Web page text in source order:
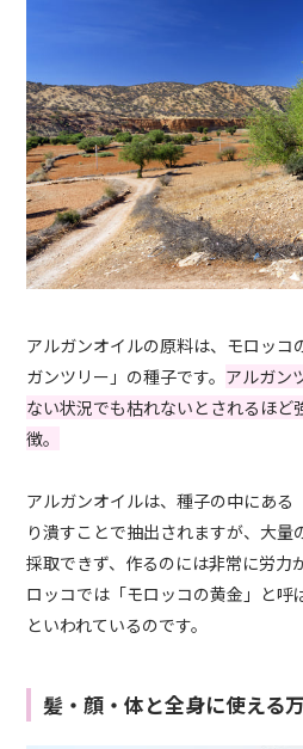
アルガンオイルの原料は、モロッコ
ガンツリー」の種子です。 アルガン
ない状況でも枯れないとされるほど
徴。
アルガンオイルは、種子の中にある
り潰すことで抽出されますが、大量
採取できず、作るのには非常に労力
ロッコでは「モロッコの黄金」と呼
といわれているのです。
髪・顔・体と全身に使える